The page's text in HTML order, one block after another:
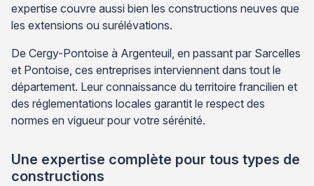
expertise couvre aussi bien les constructions neuves que
les extensions ou surélévations.
De Cergy-Pontoise à Argenteuil, en passant par Sarcelles
et Pontoise, ces entreprises interviennent dans tout le
département. Leur connaissance du territoire francilien et
des réglementations locales garantit le respect des
normes en vigueur pour votre sérénité.
Une expertise complète pour tous types de
constructions